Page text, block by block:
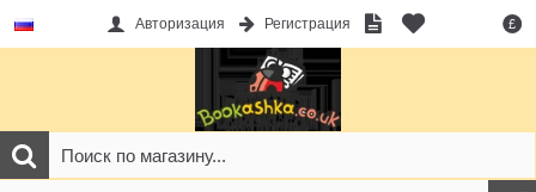
£
Авторизация Регистрация